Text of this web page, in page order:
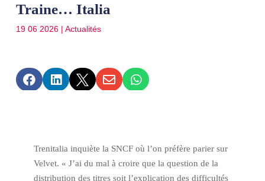
Traine… Italia
19 06 2026| Actualités
    
Trenitalia inquiète la SNCF où l’on préfère parier sur
Velvet. « J’ai du mal à croire que la question de la
distribution des titres soit l’explication des difficultés